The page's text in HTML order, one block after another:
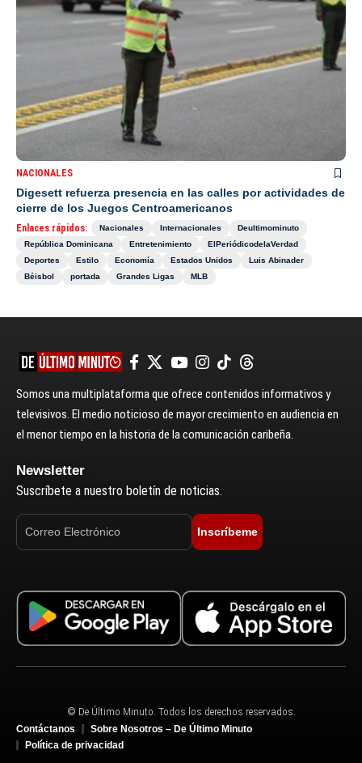
NACIONALES
Digesett refuerza presencia en las calles por actividades de
cierre de los Juegos Centroamericanos
Enlaces rápidos: Nacionales Internacionales
Deultimominuto
República Dominicana
Entretenimiento
ElPeriódicodelaVerdad
Deportes
Estilo Economía Estados Unidos
Luis Abinader
Béisbol
portada Grandes Ligas MLB
Somos una multiplataforma que ofrece contenidos informativos y
televisivos. El medio noticioso de mayor crecimiento en audiencia en
el menor tiempo en la historia de la comunicación caribeña.
Newsletter
Suscríbete a nuestro boletín de noticias.
Inscríbeme
© De Último Minuto. Todos los derechos reservados.
Contáctanos
Sobre Nosotros – De Último Minuto
Política de privacidad